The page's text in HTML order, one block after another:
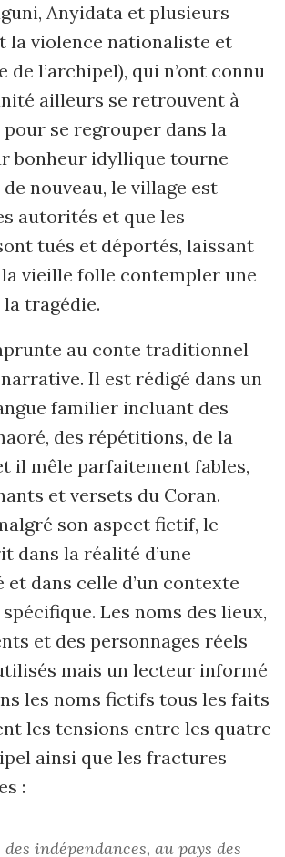
Anyidata et plusieurs
la violence nationaliste et
l’archipel), qui n’ont connu
ailleurs se retrouvent à
se regrouper dans la
bonheur idyllique tourne
nouveau, le village est
autorités et que les
tués et déportés, laissant
vieille folle contempler une
tragédie.
au conte traditionnel
Il est rédigé dans un
familier incluant des
des répétitions, de la
il mêle parfaitement fables,
et versets du Coran.
son aspect fictif, le
dans la réalité d’une
et dans celle d’un contexte
Les noms des lieux,
et des personnages réels
mais un lecteur informé
les noms fictifs tous les faits
les tensions entre les quatre
ainsi que les fractures
:
des indépendances, au pays des